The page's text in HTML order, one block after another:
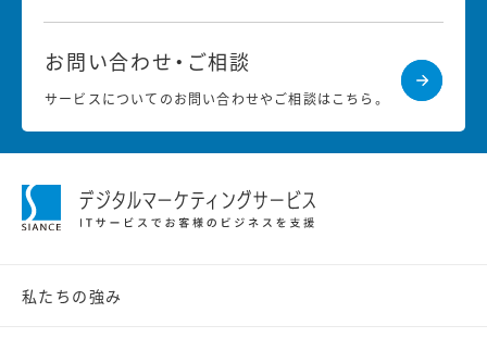
お問い合わせ・ご相談
サービスについてのお問い合わせやご相談はこちら。
私たちの強み